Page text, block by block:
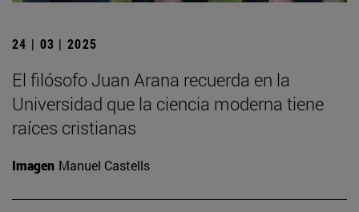
24 | 03 | 2025
El filósofo Juan Arana recuerda en la
Universidad que la ciencia moderna tiene
raíces cristianas
Imagen Manuel Castells